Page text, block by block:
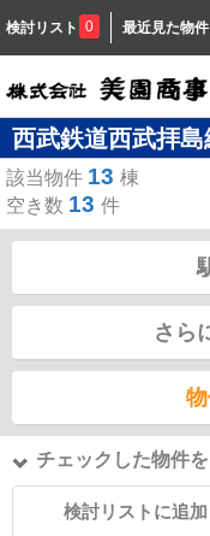
検討リスト 0 最近見た物件
西武鉄道西武拝
該当物件 13 棟
空き数 13 件
さら
チェックした物件
検討リストに追加